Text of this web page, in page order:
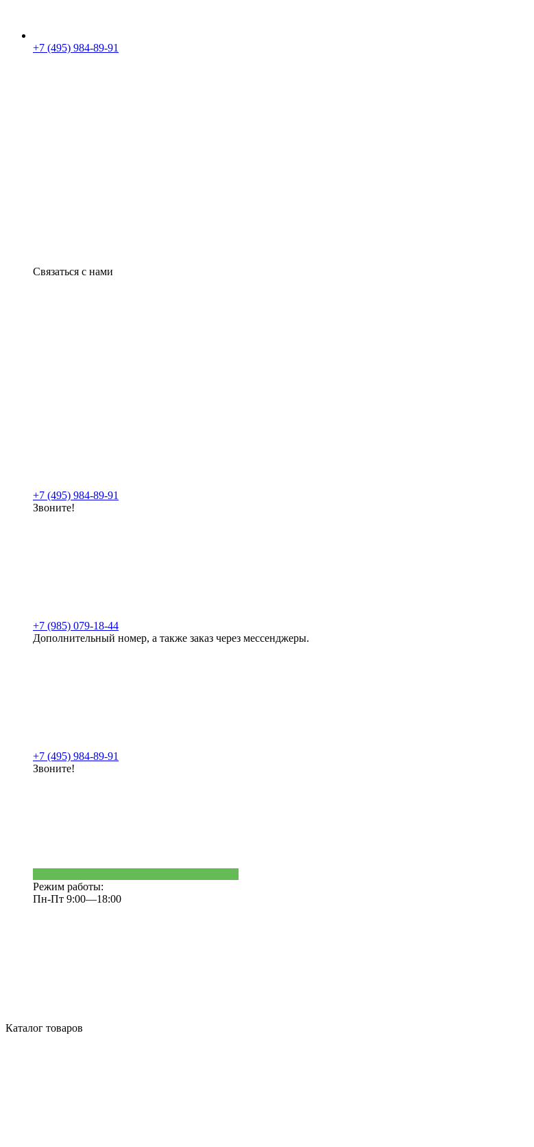
+7 (495) 984-89-91
Связаться с нами
+7 (495) 984-89-91
Звоните!
+7 (985) 079-18-44
Дополнительный номер, а также заказ через мессенджеры.
+7 (495) 984-89-91
Звоните!
Режим работы:
Пн-Пт 9:00—18:00
Каталог товаров